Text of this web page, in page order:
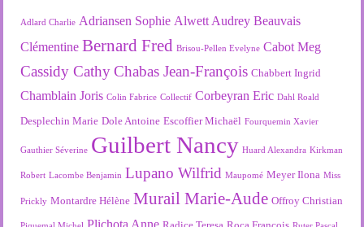
Adlard Charlie Adriansen Sophie Alwett Audrey Beauvais
Clémentine Bernard Fred Brisou-Pellen Evelyne Cabot Meg
Cassidy Cathy Chabas Jean-François Chabbert Ingrid
Chamblain Joris Colin Fabrice Collectif Corbeyran Eric Dahl Roald
Desplechin Marie Dole Antoine Escoffier Michaël Fourquemin Xavier
Gauthier Séverine Guilbert Nancy Huard Alexandra Kirkman
Robert Lacombe Benjamin Lupano Wilfrid Maupomé Meyer Ilona Miss
Prickly Montardre Hélène Murail Marie-Aude Offroy Christian
Plichota Anne